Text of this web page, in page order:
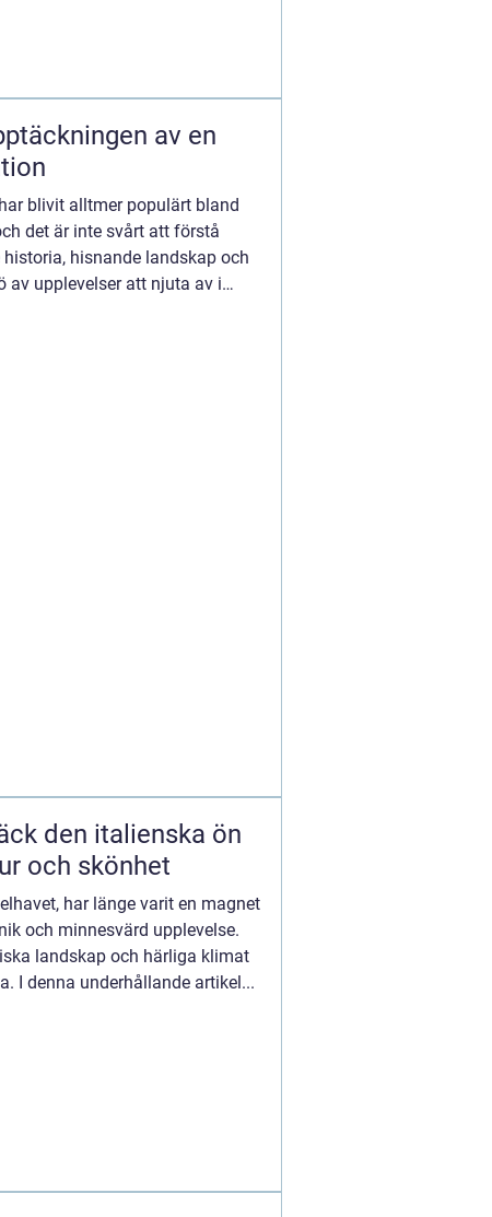
av en
blivit alltmer populärt bland
det är inte svårt att förstå
hisnande landskap och
av upplevelser att njuta av i
den italienska ön
och skönhet
har länge varit en magnet
och minnesvärd upplevelse.
landskap och härliga klimat
I denna underhållande artikel...